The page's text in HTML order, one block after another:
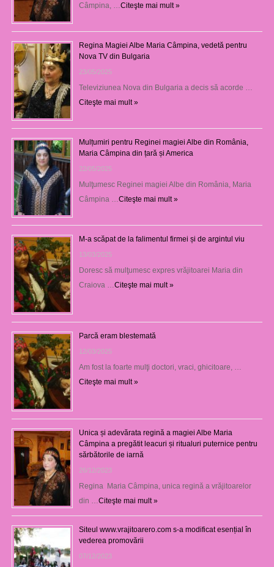
Câmpina, …Citeşte mai mult »
Regina Magiei Albe Maria Câmpina, vedetă pentru
Nova TV din Bulgaria
23/05/2025
Televiziunea Nova din Bulgaria a decis să acorde …
Citeşte mai mult »
Mulțumiri pentru Reginei magiei Albe din România,
Maria Câmpina din țară și America
22/05/2025
Mulţumesc Reginei magiei Albe din România, Maria
Câmpina …Citeşte mai mult »
M-a scăpat de la falimentul firmei și de argintul viu
13/03/2025
Doresc să mulţumesc expres vrăjitoarei Maria din
Craiova …Citeşte mai mult »
Parcă eram blestemată
12/03/2025
Am fost la foarte mulţi doctori, vraci, ghicitoare, …
Citeşte mai mult »
Unica și adevărata regină a magiei Albe Maria
Câmpina a pregătit leacuri și ritualuri puternice pentru
sărbătorile de iarnă
26/12/2023
Regina Maria Câmpina, unica regină a vrăjitoarelor
din …Citeşte mai mult »
Siteul www.vrajitoarero.com s-a modificat esențial în
vederea promovării
07/12/2023